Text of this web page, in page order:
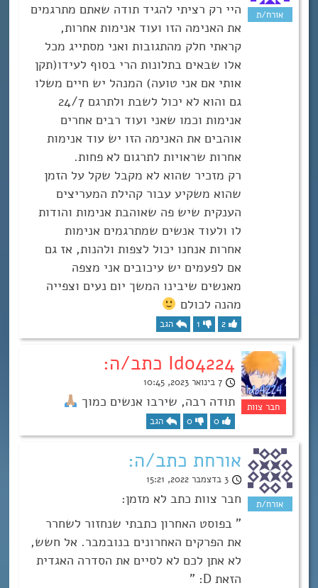
היי רק רציתי להגיד תודה שאתם מתרגמים
את האנימה הזו ועוד אנימות אחרות,
קראתי חלק מהתגובות ואני מסתייג מכל
אלו שבאים בתלונות הרי בסוף לעידו(תקן
אותי אם אני טועה) המנהל יש חיים משלו
גם והוא לא יכול לשבת ולתרגם 24/7
אנימות וכמו שאני ועוד רבים אחרים
אוהבים את האנימה הזו יש עוד אנימות
אחרות שראויות לתרגום לא פחות.
רק מזכיר שהוא לא מקבל שקל על הזמן
שהוא משקיע עבור קהילת המעריצים
הענקית שיש פה שאוהבת אנימות והודות
לו ולעוד אנשים שמתרגמים אנימות
אחרות אנחנו יכול לצפות ולהנות, אז גם
אם לפעמים יש עיכובים אני מצפה
מאנשים שיבינו המשך יום נעים וצפייה
מהנה לכולם
2
1 הגב
Ido4224 כתב/ה:
7 בינואר 2023, 10:45
תודה רבה, שירבו אנשים כמוך
0
0 הגב
אורחת כתב/ה:
3 בדצמבר 2022, 15:21
חבר צוות כתב לא מזמן:
” בפוסט האחרון כתבתי שנחזור לשחרר
את הפרקים האחרונים בנובמבר. אל חשש,
לא אתן לכם לא לסיים את הסדרה האגדית
הזאת D: ”